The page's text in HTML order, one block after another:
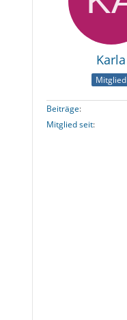
Karla
Mitglied
Beiträge
Mitglied seit